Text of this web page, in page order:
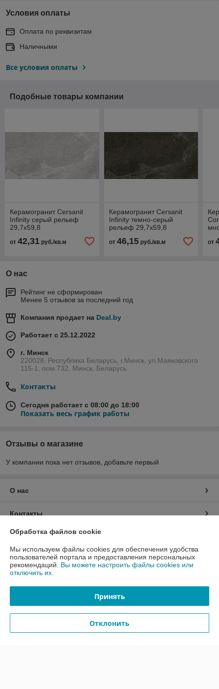
Условия оплаты
Оплата по реквизитам
Наличными
Все условия оплаты
Подобные товары компании
Керамогранит Cersanit
Infinity серый рельеф
29,7x59,8
от 42,31 руб./кв.м
Керамогранит Cersanit
Infinity темно-серый
рельеф 29,7x59,8
от 46,15руб./кв.м от
О нас
Рейтинг не сформирован
Менее 5 отзывов за последний год
Компания продает на Deal.by
Работает с 25.12.2022
г. Минск
220028, Республика Беларусь, г.Минск, ул.Маяковского
115-1, пом.732, Минск, Беларусь
Контакты
Сегодня работает с 08:00 до 18:00
Показать весь график работы
Отзывы о магазине
У компании пока нет отзывов, добавьте первый
О нас
Контакты
Доставка и оплата
График работы
Политика обработки cookies
Сайт создан на платформе Deal.by
Обработка файлов cookie
Мы используем файлы cookies для обеспечения удобства
пользователей портала и предоставления персональных
рекомендаций. Вы можете настроить файлы cookies или
отключить их.
Принять
Отклонить